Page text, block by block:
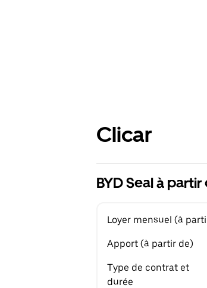
Clicar
BYD Seal à
Loyer mensuel (à
Apport (à partir de)
Type de contrat et
durée